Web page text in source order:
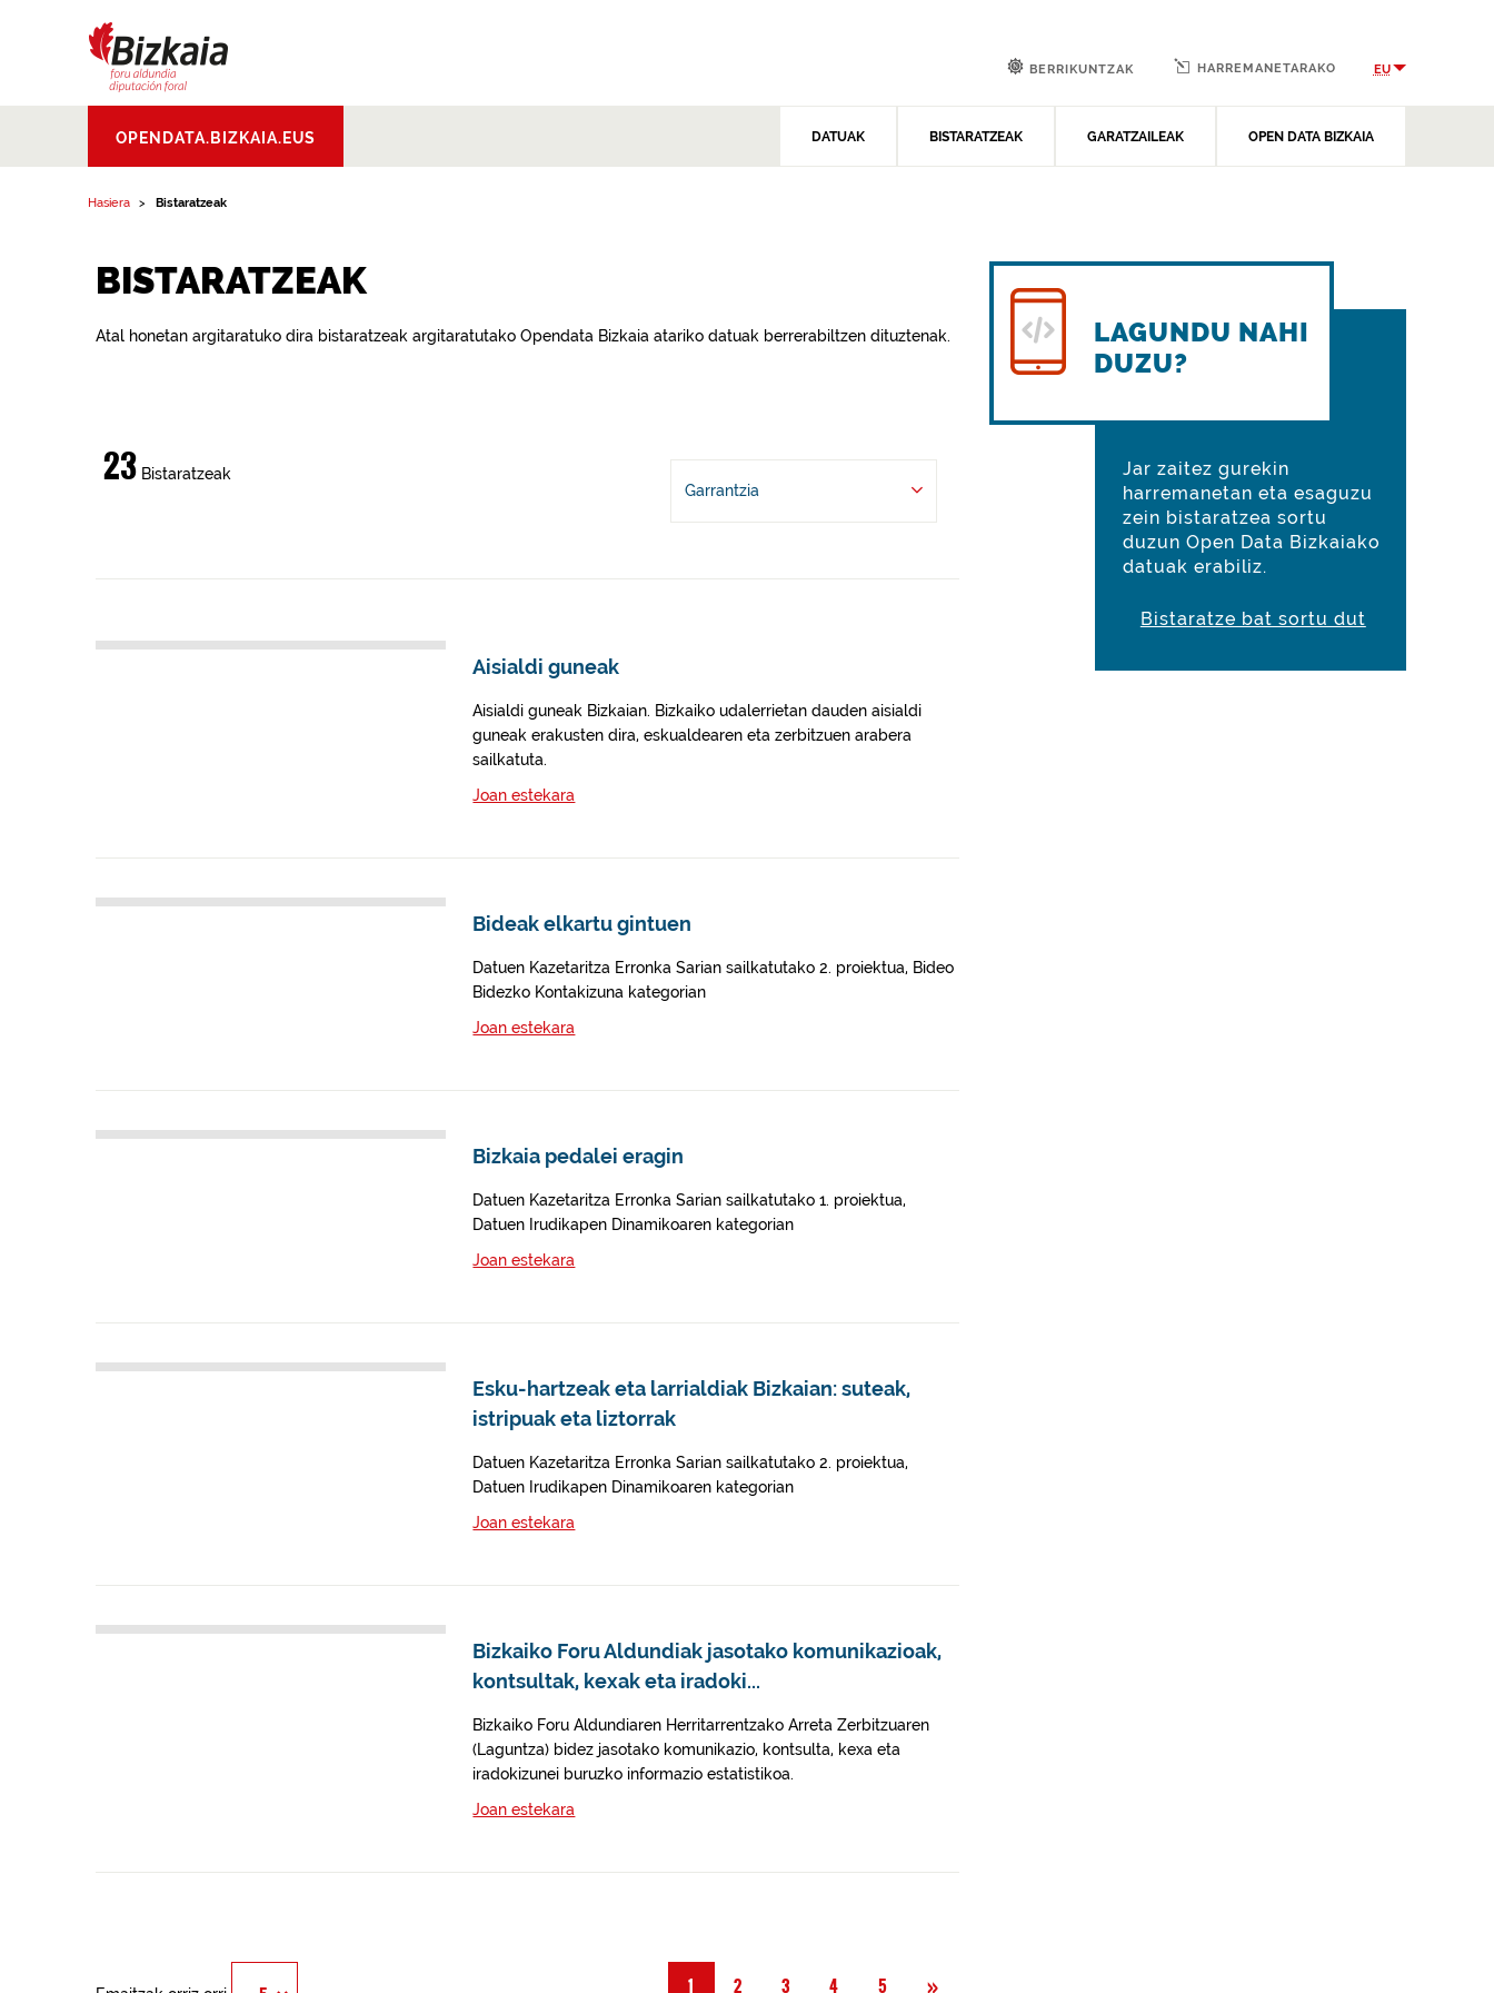
Aldundia.Diputacion
Foral de Bizkaia
OPENDATA.BIZKAIA.EUS DATUAK BISTARATZEAK GARATZAILEAK OPEN DATA BIZKAIA
BERRIKUNTZAK HARREMANETARAKO EU
Hasiera Bistaratzeak
BISTARATZEAK
Atal honetan argitaratuko dira bistaratzeak argitaratutako Opendata Bizkaia atariko datuak berrerabiltzen dituztenak.
23 Bistaratzeak
Garrantzia
Aisialdi guneak
Aisialdi guneak Bizkaian. Bizkaiko udalerrietan dauden aisialdi
guneak erakusten dira, eskualdearen eta zerbitzuen arabera
sailkatuta.
Joan estekara
Bideak elkartu gintuen
Datuen Kazetaritza Erronka Sarian sailkatutako 2. proiektua, Bideo
Bidezko Kontakizuna kategorian
Joan estekara
Bizkaia pedalei eragin
Datuen Kazetaritza Erronka Sarian sailkatutako 1. proiektua,
Datuen Irudikapen Dinamikoaren kategorian
Joan estekara
Esku-hartzeak eta larrialdiak Bizkaian: suteak,
istripuak eta liztorrak
Datuen Kazetaritza Erronka Sarian sailkatutako 2. proiektua,
Datuen Irudikapen Dinamikoaren kategorian
Joan estekara
Bizkaiko Foru Aldundiak jasotako komunikazioak,
kontsultak, kexak eta iradoki...
Bizkaiko Foru Aldundiaren Herritarrentzako Arreta Zerbitzuaren
(Laguntza) bidez jasotako komunikazio, kontsulta, kexa eta
iradokizunei buruzko informazio estatistikoa.
Joan estekara
1 2 3 4 5 »Hurrengoa
LAGUNDU NAHI
DUZU?
Jar zaitez gurekin
harremanetan eta esaguzu
zein bistaratzea sortu
duzun Open Data Bizkaiako
datuak erabiliz.
Bistaratze bat sortu dut